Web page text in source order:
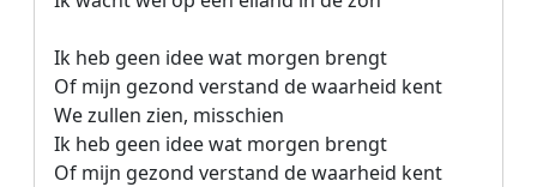
Ik heb geen idee wat morgen brengt
Of mijn gezond verstand de waarheid kent
We zullen zien, misschien
Ik heb geen idee wat morgen brengt
Of mijn gezond verstand de waarheid kent